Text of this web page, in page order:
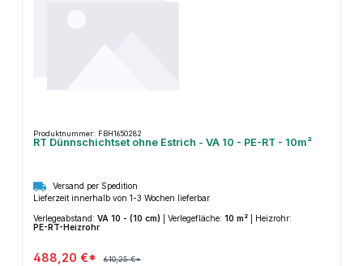
Produktnummer: FBH1650282
RT Dünnschichtset ohne Estrich - VA 10 - PE-RT - 10m²
Versand per Spedition
Lieferzeit innerhalb von 1-3 Wochen lieferbar
Verlegeabstand: VA 10 - (10 cm) Verlegefläche: 10 m²
Heizrohr:
PE-RT-Heizrohr
488,20 €* 610,25 €*